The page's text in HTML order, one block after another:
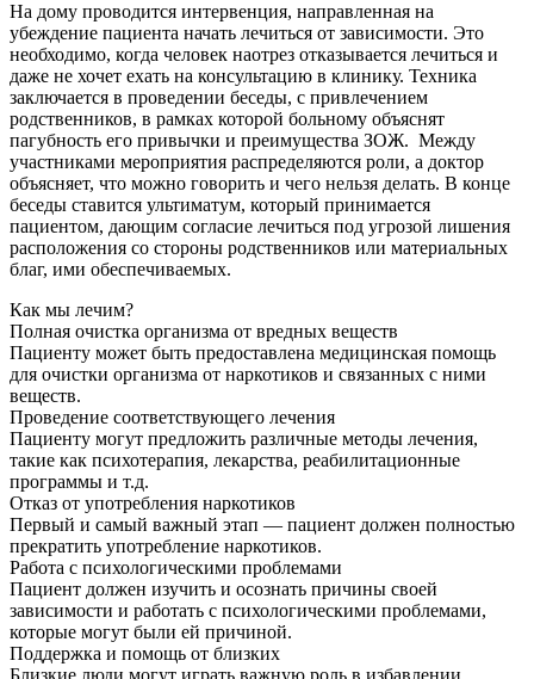
На дому проводится интервенция, направленная на
убеждение пациента начать лечиться от зависимости. Это
необходимо, когда человек наотрез отказывается лечиться и
даже не хочет ехать на консультацию в клинику. Техника
заключается в проведении беседы, с привлечением
родственников, в рамках которой больному объяснят
пагубность его привычки и преимущества ЗОЖ. Между
участниками мероприятия распределяются роли, а доктор
объясняет, что можно говорить и чего нельзя делать. В конце
беседы ставится ультиматум, который принимается
пациентом, дающим согласие лечиться под угрозой лишения
расположения со стороны родственников или материальных
благ, ими обеспечиваемых.
Как мы лечим?
Полная очистка организма от вредных веществ
Пациенту может быть предоставлена медицинская помощь
для очистки организма от наркотиков и связанных с ними
веществ.
Проведение соответствующего лечения
Пациенту могут предложить различные методы лечения,
такие как психотерапия, лекарства, реабилитационные
программы и т.д.
Отказ от употребления наркотиков
Первый и самый важный этап — пациент должен полностью
прекратить употребление наркотиков.
Работа с психологическими проблемами
Пациент должен изучить и осознать причины своей
зависимости и работать с психологическими проблемами,
которые могут были ей причиной.
Поддержка и помощь от близких